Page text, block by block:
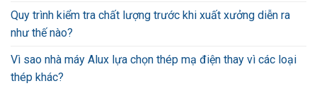
Quy trình kiểm tra chất lượng trước khi xuất xưởng diễn ra
như thế nào?
Vì sao nhà máy Alux lựa chọn thép mạ điện thay vì các loại
thép khác?